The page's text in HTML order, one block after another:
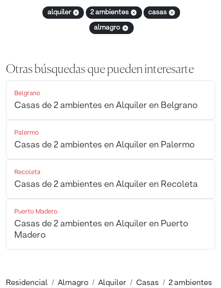
alquiler 2 ambientes casas
almagro
Otras búsquedas que pueden interesarte
Belgrano
Casas de 2 ambientes en Alquiler en Belgrano
Palermo
Casas de 2 ambientes en Alquiler en Palermo
Recoleta
Casas de 2 ambientes en Alquiler en Recoleta
Puerto Madero
Casas de 2 ambientes en Alquiler en Puerto
Madero
Residencial Almagro Alquiler Casas 2 ambientes